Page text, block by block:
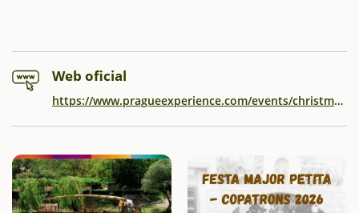
Web oficial
https://www.pragueexperience.com/events/christmas-markets.asp